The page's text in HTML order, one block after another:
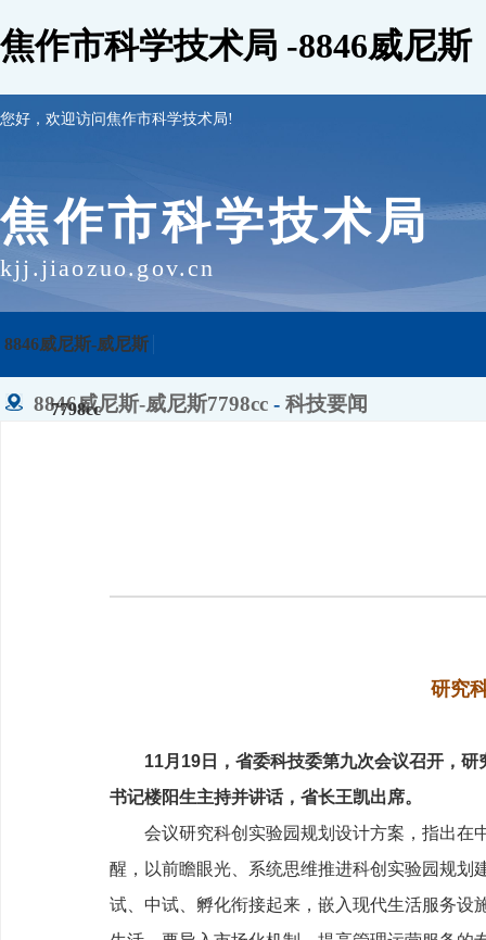
焦作市科学技术局 -8846威尼斯
您好，欢迎访问焦作市科学技术局!
焦作市科学技术局
kjj.jiaozuo.gov.cn
8846威尼斯-威尼斯
7798cc
8846威尼斯-威尼斯7798cc - 科技要闻
研究
11月19日，省委科技委第九次会议召开，
书记楼阳生主持并讲话，省长王凯出席。
会议研究科创实验园规划设计方案，指出在中
醒，以前瞻眼光、系统思维推进科创实验园规划
试、中试、孵化衔接起来，嵌入现代生活服务设